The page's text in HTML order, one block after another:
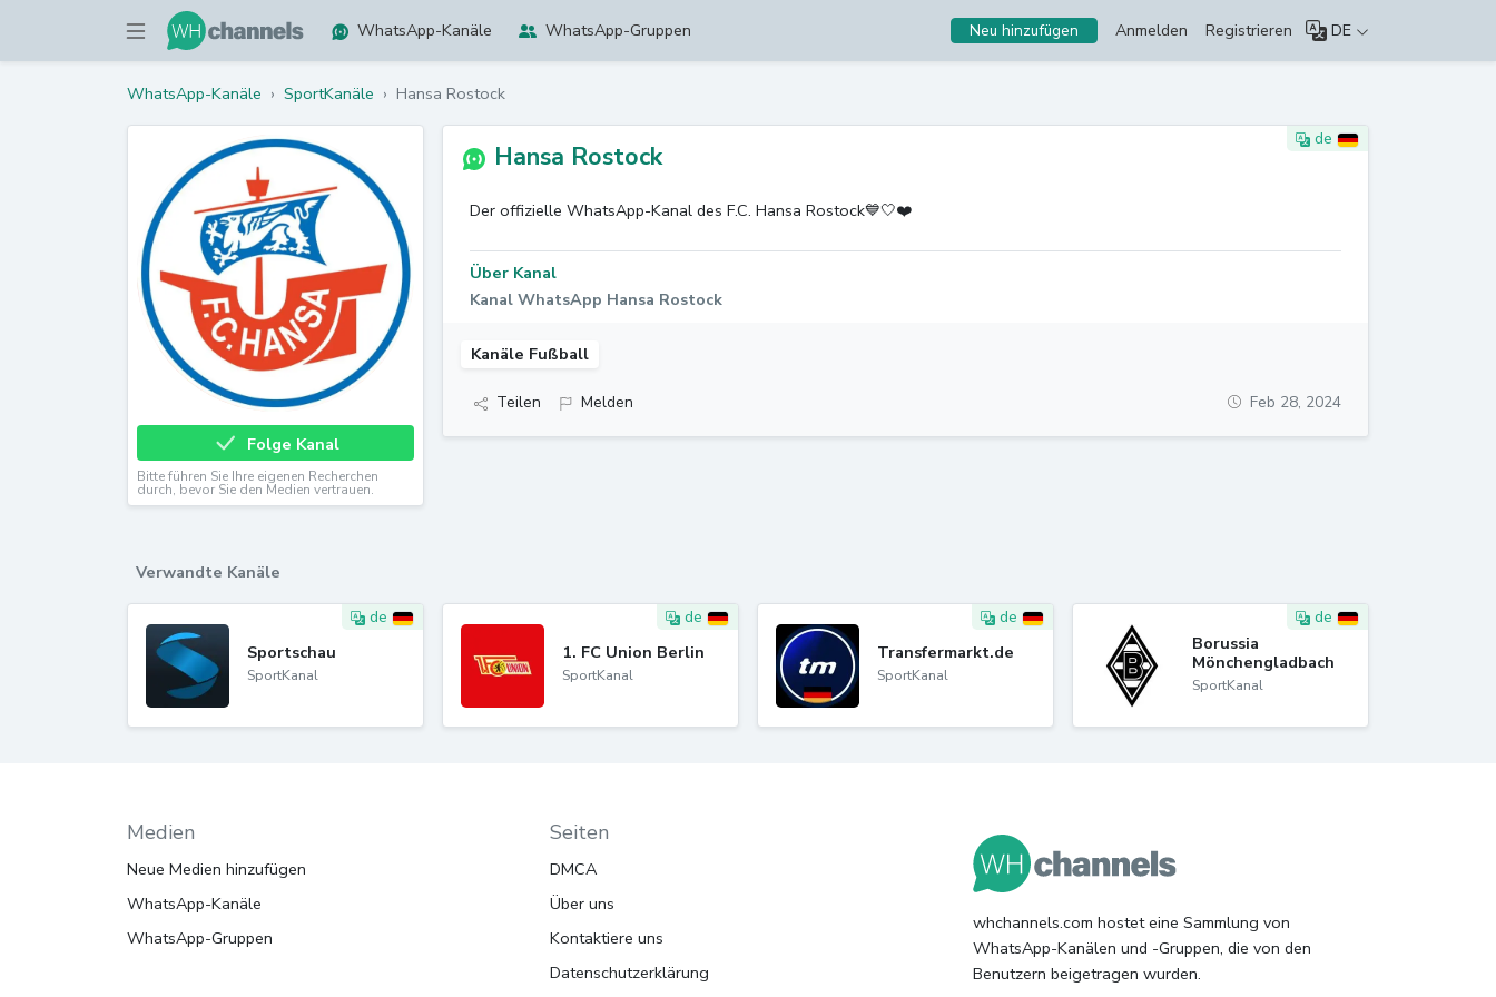
WhatsApp-Kanäle WhatsApp-Gruppen Neu hinzufügen Anmelden Registrieren DE
WhatsApp-Kanäle › SportKanäle › Hansa Rostock
Folge Kanal
Bitte führen Sie Ihre eigenen Recherchen
durch, bevor Sie den Medien vertrauen.
de
Hansa Rostock
Der offizielle WhatsApp-Kanal des F.C. Hansa Rostock💙🤍❤️
Über Kanal
Kanal WhatsApp Hansa Rostock
Kanäle Fußball
Teilen Melden Feb 28, 2024
Verwandte Kanäle
de
Sportschau
SportKanal
de
1. FC Union Berlin
SportKanal
de
Transfermarkt.de
SportKanal
de
Borussia
Mönchengladbach
SportKanal
Medien
Neue Medien hinzufügen
WhatsApp-Kanäle
WhatsApp-Gruppen
Seiten
DMCA
Über uns
Kontaktiere uns
Datenschutzerklärung
whchannels.com hostet eine Sammlung von
WhatsApp-Kanälen und -Gruppen, die von den
Benutzern beigetragen wurden.